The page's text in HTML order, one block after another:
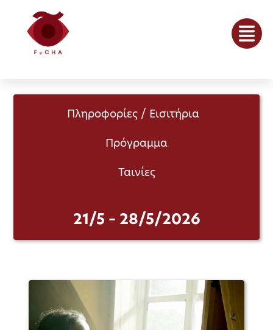
Πληροφορίες / Εισιτήρια
Πρόγραμμα
Ταινίες
21/5 – 28/5/2026